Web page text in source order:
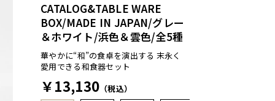
CATALOG&TABLE WARE
BOX/MADE IN JAPAN/グレー
＆ホワイト/浜色＆雲色/全5種
華やかに“和”の食卓を演出する 末永く
愛用できる和食器セット
￥13,130 （税込）